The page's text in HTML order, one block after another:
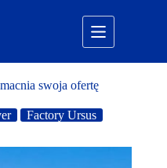
swoja ofertę
Factory Ursus